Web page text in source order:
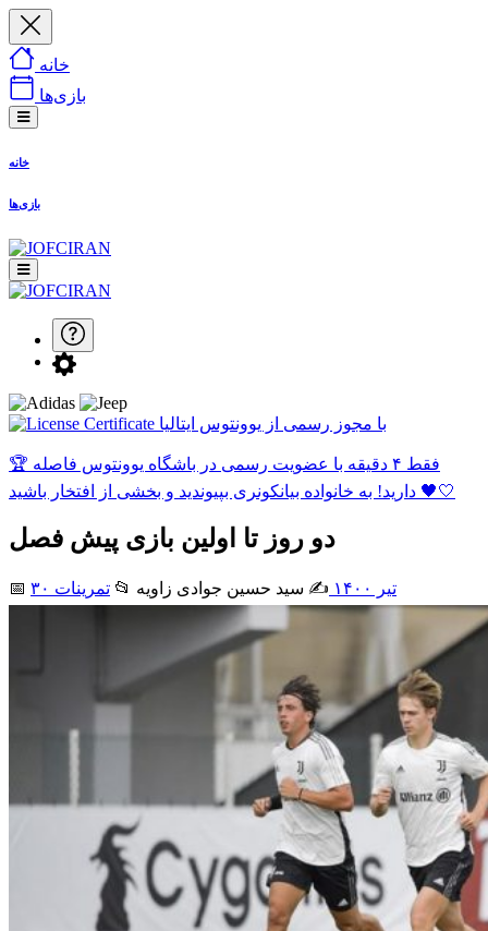
خانه
بازی‌ها
خانه
بازی‌ها
با مجوز رسمی از یوونتوس ایتالیا
🏆 فقط ۴ دقیقه با عضویت رسمی در باشگاه یوونتوس فاصله
دارید! به خانواده بیانکونری بپیوندید و بخشی از افتخار باشید 🖤🤍
دو روز تا اولین بازی پیش فصل
📅 ۳۰ تیر ۱۴۰۰ ✍️ سید حسین جوادی زاويه 📂 تمرینات